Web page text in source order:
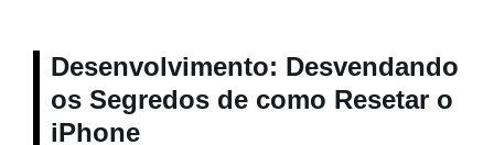
Desenvolvimento: Desvendando
os Segredos de como Resetar o
iPhone